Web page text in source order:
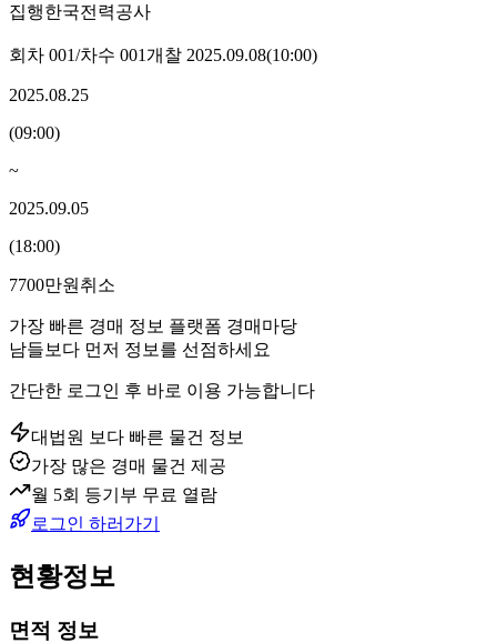
집행한국전력공사
회차 001/차수 001개찰 2025.09.08(10:00)
2025.08.25
(09:00)
~
2025.09.05
(18:00)
7700만원 취소
가장 빠른 경매 정보 플랫폼 경매마당
남들보다 먼저 정보를 선점하세요
간단한 로그인 후 바로 이용 가능합니다
대법원 보다 빠른 물건 정보
가장 많은 경매 물건 제공
월 5회 등기부 무료 열람
로그인 하러가기
현황정보
면적 정보